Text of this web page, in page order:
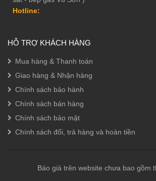
Hotline:
HỖ TRỢ KHÁCH HÀNG
Mua hàng & Thanh toán
Giao hàng & Nhận hàng
Chính sách bảo hành
Chính sách bán hàng
Chính sách bảo mật
Chính sách đổi, trả hàng và hoàn tiền
Báo giá trên website chưa bao gồm